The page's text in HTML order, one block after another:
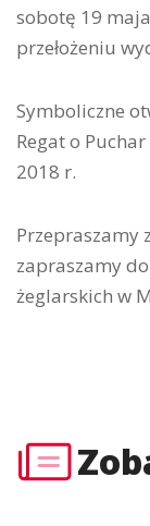
sobotę 19
przełożeniu
Symboliczne
Regat o
2018 r.
Przepraszamy
zapraszamy
żeglarskich w